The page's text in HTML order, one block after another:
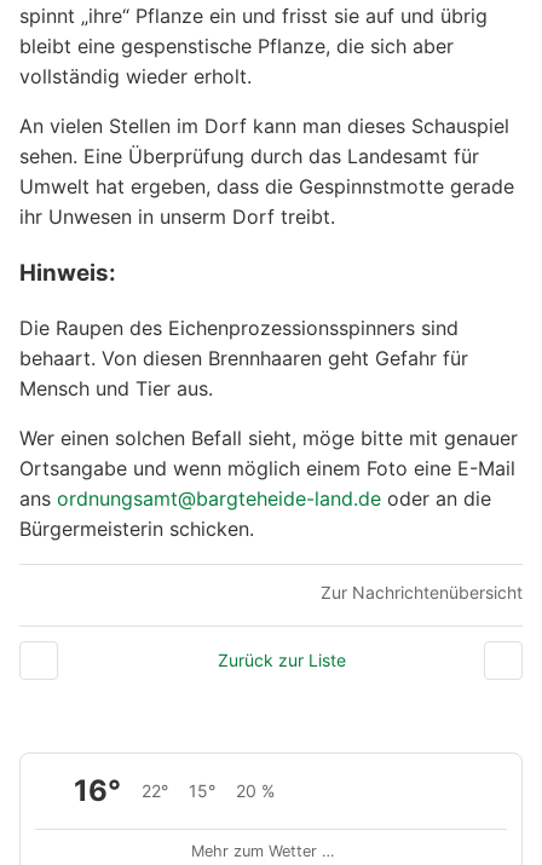
spinnt „ihre“ Pflanze ein und frisst sie auf und übrig
bleibt eine gespenstische Pflanze, die sich aber
vollständig wieder erholt.
An vielen Stellen im Dorf kann man dieses Schauspiel
sehen. Eine Überprüfung durch das Landesamt für
Umwelt hat ergeben, dass die Gespinnstmotte gerade
ihr Unwesen in unserm Dorf treibt.
Hinweis:
Die Raupen des Eichenprozessionsspinners sind
behaart. Von diesen Brennhaaren geht Gefahr für
Mensch und Tier aus.
Wer einen solchen Befall sieht, möge bitte mit genauer
Ortsangabe und wenn möglich einem Foto eine E-Mail
ans ordnungsamt@bargteheide-land.de oder an die
Bürgermeisterin schicken.
Zur Nachrichtenübersicht
Zurück zur Liste
16° 22° 15° 20 %
Mehr zum Wetter …